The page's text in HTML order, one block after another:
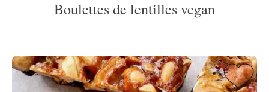
Boulettes de lentilles vegan